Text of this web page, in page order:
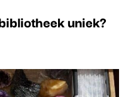
uniek?